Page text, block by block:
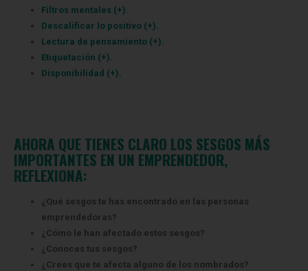
Filtros mentales (+).
Descalificar lo positivo (+).
Lectura de pensamiento (+).
Etiquetación (+).
Disponibilidad (+).
AHORA QUE TIENES CLARO LOS SESGOS MÁS
IMPORTANTES EN UN EMPRENDEDOR,
REFLEXIONA:
¿Qué sesgos te has encontrado en las personas
emprendedoras?
¿Cómo le han afectado estos sesgos?
¿Conoces tus sesgos?
¿Crees que te afecta alguno de los nombrados?